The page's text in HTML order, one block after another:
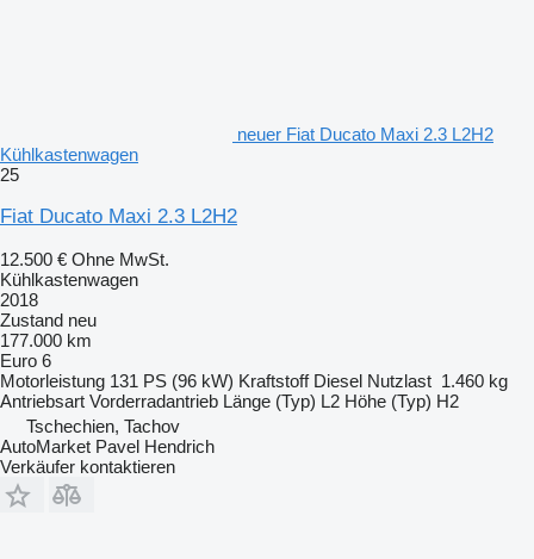
neuer Fiat Ducato Maxi 2.3 L2H2
Kühlkastenwagen
25
Fiat Ducato Maxi 2.3 L2H2
12.500 € Ohne MwSt.
Kühlkastenwagen
2018
Zustand neu
177.000 km
Euro 6
Motorleistung 131 PS (96 kW) Kraftstoff Diesel Nutzlast 1.460 kg
Antriebsart Vorderradantrieb Länge (Typ) L2 Höhe (Typ) H2
Tschechien, Tachov
AutoMarket Pavel Hendrich
Verkäufer kontaktieren